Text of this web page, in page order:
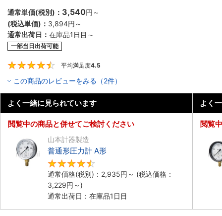
通常単価(税別)： 3,540円 ～
(税込単価)： 3,894円 ～
通常出荷日： 在庫品1日目～
一部当日出荷可能
平均満足度4.5
この商品のレビューをみる（2件）
よく一緒に見られています
閲覧中の商品と併せてご検討ください
山本計器製造
普通形圧力計 A形
通常価格(税別)： 2,935円 ～ (税込価格：
3,229円 ～)
通常出荷日：在庫品1日目
よく
閲覧